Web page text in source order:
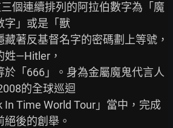
三個連續排列的阿拉伯數字為「魔
字」或是「獸
著反基督名字的密碼劃上等號，
姓—Hitler，
「666」。身為金屬魔鬼代言人
的全球巡迴
In Time World Tour」當中，完成
後的創舉。